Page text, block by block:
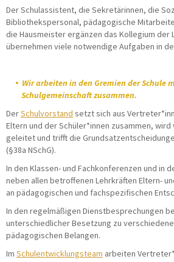
Der Schulassistent, die Sekretärinnen, die
Bibliothekspersonal, pädagogische
die Hausmeister ergänzen das Kollegium der
übernehmen viele notwendige Aufgaben in
Wir arbeiten in den Gremien der Schule
Schulgemeinschaft zusammen.
DerSchulvorstand setzt sich aus
Eltern und der Schüler*innen zusammen,
geleitet und trifft die
(§38a NSchG).
In den Klassen- und Fachkonferenzen und in
neben allen betroffenen Lehrkräften Eltern-
an pädagogischen und fachspezifischen
In den regelmäßigen Dienstbesprechungen
unterschiedlicher Besetzung zu
pädagogischen Belangen.
Im Schulentwicklungsteam arbeiten